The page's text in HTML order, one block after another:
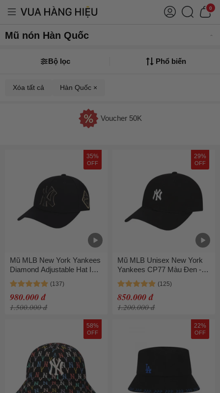
0
Mũ nón Hàn Quốc
Bộ lọc Phổ biến
Xóa tất cả Hàn Quốc ×
Voucher 50K
35%
OFF
Mũ MLB New York Yankees
Diamond Adjustable Hat In
Black
980.000 đ
1.500.000 đ
29%
OFF
Mũ MLB Unisex New York
Yankees CP77 Màu Đen -
3ACP7701NK0010
850.000 đ
1.200.000 đ
58%
OFF
22%
OFF